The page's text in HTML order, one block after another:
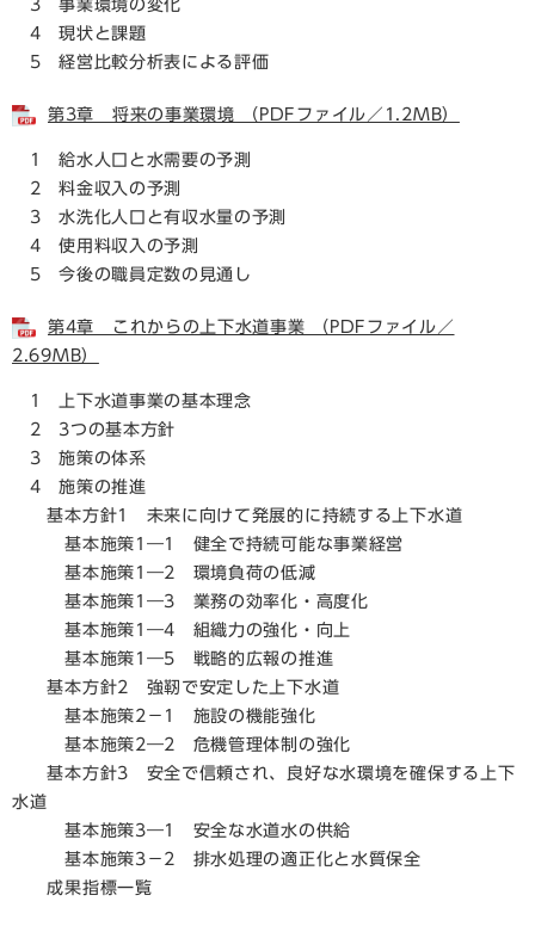
3 事業環境の変化
4 現状と課題
5 経営比較分析表による評価
第3章 将来の事業環境 （PDFファイル／1.2MB）
1 給水人口と水需要の予測
2 料金収入の予測
3 水洗化人口と有収水量の予測
4 使用料収入の予測
5 今後の職員定数の見通し
第4章 これからの上下水道事業 （PDFファイル／
2.69MB）
1 上下水道事業の基本理念
2 3つの基本方針
3 施策の体系
4 施策の推進
基本方針1 未来に向けて発展的に持続する上下水道
基本施策1―1 健全で持続可能な事業経営
基本施策1―2 環境負荷の低減
基本施策1―3 業務の効率化・高度化
基本施策1―4 組織力の強化・向上
基本施策1―5 戦略的広報の推進
基本方針2 強靭で安定した上下水道
基本施策2－1 施設の機能強化
基本施策2―2 危機管理体制の強化
基本方針3 安全で信頼され、良好な水環境を確保する上下
水道
基本施策3―1 安全な水道水の供給
基本施策3－2 排水処理の適正化と水質保全
成果指標一覧